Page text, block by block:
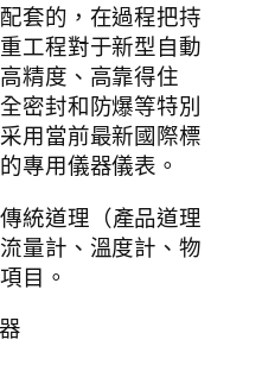
套的，在過程把持
工程對于新型自動
精度、高靠得住
密封和防爆等特別
用當前最新國際標
專用儀器儀表。
統道理（產品道理
量計、溫度計、物
目。